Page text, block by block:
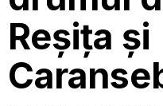
Reșița și